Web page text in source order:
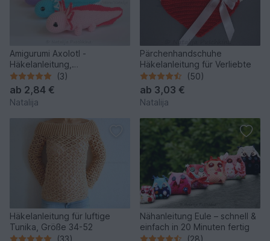
Amigurumi Axolotl -
Häkelanleitung,
Wasserbewohner häkeln,
Wassermonster
(3)
ab 2,84 €
Natalija
Pärchenhandschuhe
Häkelanleitung für Verliebte
(50)
ab 3,03 €
Natalija
Häkelanleitung für luftige
Tunika, Größe 34-52
(33)
Nähanleitung Eule – schnell &
einfach in 20 Minuten fertig
(28)